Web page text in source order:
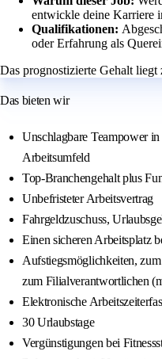
entwickle deine Karriere
Qualifikationen:
oder Erfahrung als
Das prognostizierte Gehalt
Das bieten wir
Unschlagbare Teampower
Arbeitsumfeld
Top-Branchengehalt plus
Unbefristeter Arbeitsvertrag
Fahrgeldzuschuss,
Einen sicheren Arbeitsplatz
Aufstiegsmöglichkeiten,
zum Filialverantwortlichen
Elektronische
30 Urlaubstage
Vergünstigungen bei